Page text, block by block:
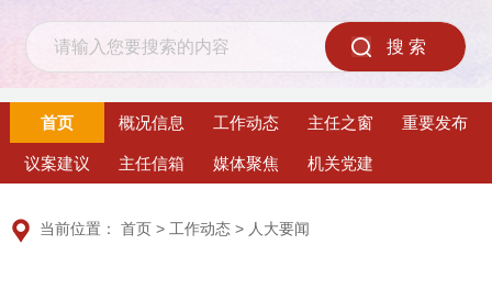
首页 概况信息 工作动态 主任之窗 重要发布
议案建议 主任信箱 媒体聚焦 机关党建
当前位置：首页 >工作动态 > 人大要闻